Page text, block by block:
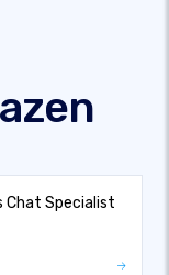
Chat Specialist